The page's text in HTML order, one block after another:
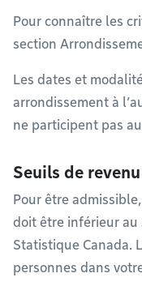
Pour connaître les
section
Les dates et
arrondissement à
ne participent pas
Seuils de revenu
Pour être
doit être inférieur
Statistique Canada.
personnes dans